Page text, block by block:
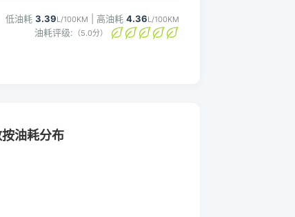
低油耗 3.39L/100KM | 高油耗 4.36L/100KM
油耗评级: （5.0分）